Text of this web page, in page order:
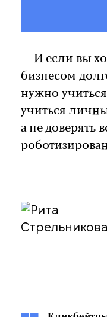
— И если вы
бизнесом
нужно
учиться
а не доверять